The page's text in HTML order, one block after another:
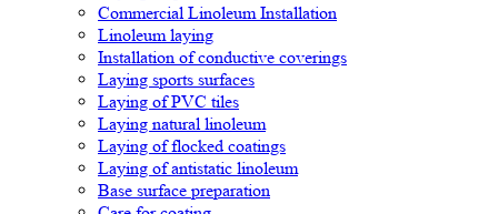
Commercial Linoleum Installation
Linoleum laying
Installation of conductive coverings
Laying sports surfaces
Laying of PVC tiles
Laying natural linoleum
Laying of flocked coatings
Laying of antistatic linoleum
Base surface preparation